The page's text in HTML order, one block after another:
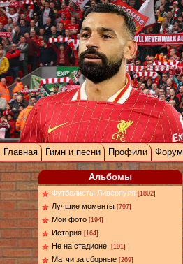
Главная Гимн и песни Профили Форум
Альбомы
Футболисты Ливерпуля [1802]
Лучшие моменты [797]
Мои фото [194]
История [164]
Не на стадионе. [191]
Матчи за сборные [269]